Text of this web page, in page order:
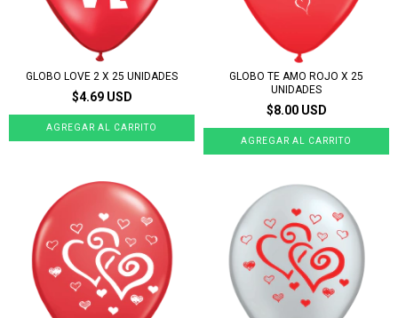
GLOBO LOVE 2 X 25 UNIDADES
$4.69 USD
GLOBO TE AMO ROJO X 25
UNIDADES
$8.00 USD